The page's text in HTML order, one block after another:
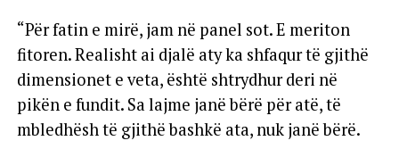
“Për fatin e mirë, jam në panel sot. E meriton
fitoren. Realisht ai djalë aty ka shfaqur të gjithë
dimensionet e veta, është shtrydhur deri në
pikën e fundit. Sa lajme janë bërë për atë, të
mbledhësh të gjithë bashkë ata, nuk janë bërë.